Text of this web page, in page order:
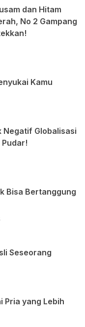
dan Hitam
No 2 Gampang
Kamu
Negatif Globalisasi
Bisa Bertanggung
Seseorang
Pria yang Lebih